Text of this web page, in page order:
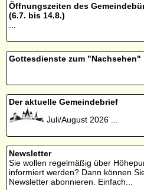
Öffnungszeiten des
(6.7. bis 14.8.)
Gottesdienste zum "Nachsehen"
Der aktuelle Gemeindebrief
Juli/August 2026 ...
Newsletter
Sie wollen regelmäßig über
informiert werden? Dann können
Newsletter abonnieren. Einfach...